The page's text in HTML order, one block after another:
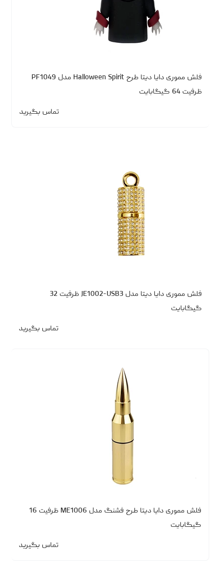
فلش مموری دایا دیتا طرح Halloween Spirit مدل PF1049
ظرفیت 64 گیگابایت
تماس بگیرید
فلش مموری دایا دیتا مدل JE1002-USB3 ظرفیت 32
گیگابایت
تماس بگیرید
فلش مموری دایا دیتا طرح فشنگ مدل ME1006 ظرفیت 16
گیگابایت
تماس بگیرید